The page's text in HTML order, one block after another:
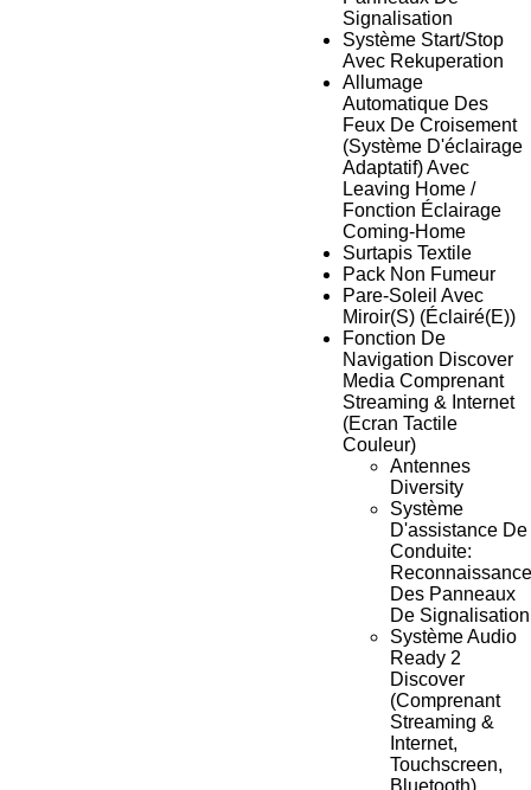
Signalisation
Système Start/Stop
Avec Rekuperation
Allumage
Automatique Des
Feux De Croisement
(Système D'éclairage
Adaptatif) Avec
Leaving Home /
Fonction Éclairage
Coming-Home
Surtapis Textile
Pack Non Fumeur
Pare-Soleil Avec
Miroir(S) (Éclairé(E))
Fonction De
Navigation Discover
Media Comprenant
Streaming & Internet
(Ecran Tactile
Couleur)
Antennes
Diversity
Système
D'assistance De
Conduite:
Reconnaissance
Des Panneaux
De Signalisation
Système Audio
Ready 2
Discover
(Comprenant
Streaming &
Internet,
Touchscreen,
Bluetooth)